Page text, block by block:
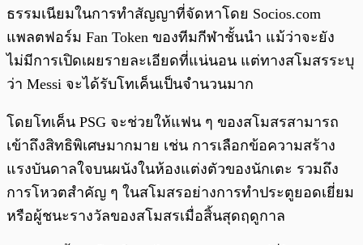
ธรรมเนียมในการทำสัญญาที่จัดหาโดย Socios.com
แพลตฟอร์ม Fan Token ของทีมกีฬาชั้นนำ แม้ว่าจะยัง
ไม่มีการเปิดเผยรายละเอียดที่แน่นอน แต่ทางสโมสรระบุ
ว่า Messi จะได้รับโทเค็นเป็นจำนวนมาก
โดยโทเค็น PSG จะช่วยให้แฟน ๆ ของสโมสรสามารถ
เข้าถึงสิทธิพิเศษมากมาย เช่น การเลือกข้อความสร้าง
แรงบันดาลใจบนผนังในห้องแต่งตัวของนักเตะ รวมถึง
การโหวตสำคัญ ๆ ในสโมสรอย่างการทำประตูยอดเยี่ยม
หรือผู้ชนะรางวัลของสโมสรเมื่อสิ้นสุดฤดูกาล